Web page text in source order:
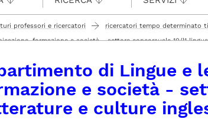
professori e ricercatori ricercatori tempo determinato
formazione e società - settore concorsuale 10/l1
di Lingue e
e società -
e culture